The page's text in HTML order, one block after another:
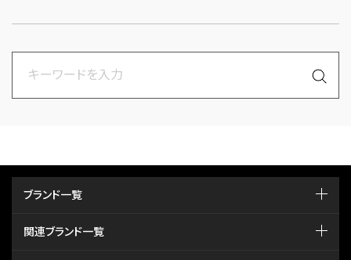
ブランド一覧
関連ブランド一覧